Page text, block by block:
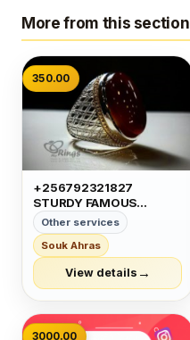
More from this section
350.00
+256792321827
STURDY FAMOUS
GREATEST VERY
CAPABLE MAGIC RING
FOR MONEY LUCK
POWER IN GERMANY
MEXICO OMAN JORDAN
VIETNAM MIAMI UK
Other services
Souk Ahras
View details →
3000.00